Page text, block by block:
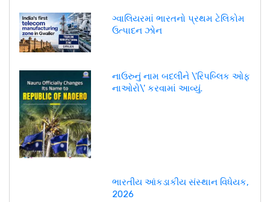
ગ્વાલિયરમાં ભારતનો પ્રથમ ટેલિકોમ
ઉત્પાદન ઝોન
નાઉરુનું નામ બદલીને \'રિપબ્લિક ઓફ
નાઓરો\' કરવામાં આવ્યું.
ભારતીય આંકડાકીય સંસ્થાન વિધેયક,
2026